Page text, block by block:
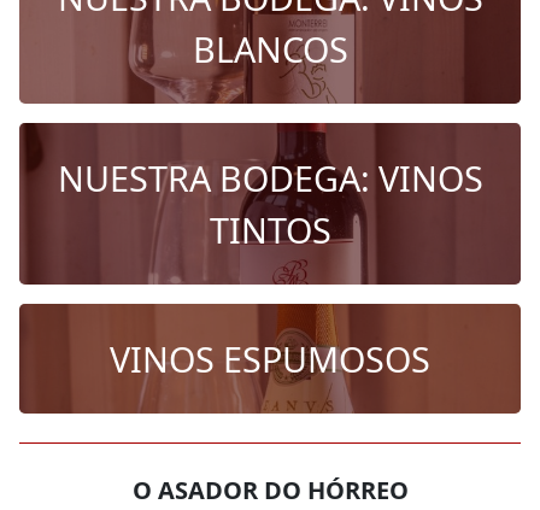
BLANCOS
NUESTRA BODEGA: VINOS
TINTOS
VINOS ESPUMOSOS
O ASADOR DO HÓRREO